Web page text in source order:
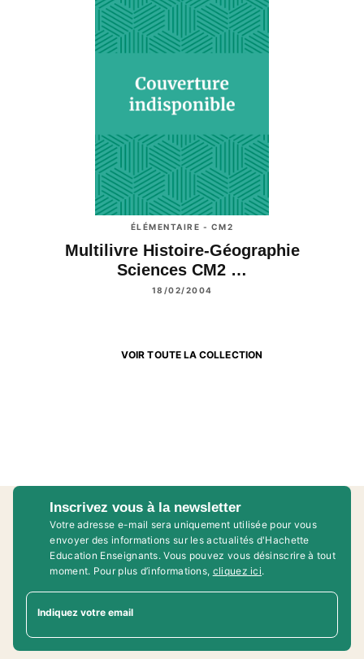
ÉLÉMENTAIRE - CM2
Multilivre Histoire-Géographie
Sciences CM2 …
18/02/2004
VOIR TOUTE LA COLLECTION
Inscrivez vous à la newsletter
Votre adresse e-mail sera uniquement utilisée pour vous
envoyer des informations sur les actualités d'Hachette
Education Enseignants. Vous pouvez vous désinscrire à tout
moment. Pour plus d’informations, cliquez ici.
Indiquez votre email